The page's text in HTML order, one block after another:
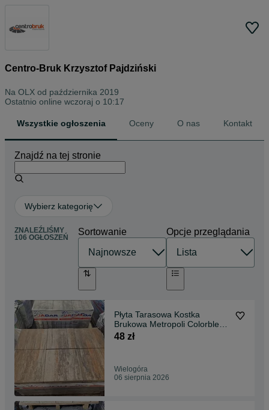
Centro-Bruk Krzysztof Pajdziński
Na OLX od października 2019
Ostatnio online wczoraj o 10:17
Wszystkie ogłoszenia Oceny O nas Kontakt
Znajdź na tej stronie
Wybierz kategorię
ZNALEŹLIŚMY
106 OGŁOSZEŃ
Sortowanie Opcje przeglądania
Płyta Tarasowa Kostka
Brukowa Metropoli Colorblend
48 zł
Wielogóra
06 sierpnia 2026